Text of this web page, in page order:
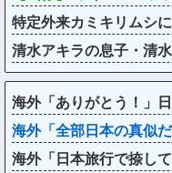
特定外来カミキリムシ
清水アキラの息子・清
海外「ありがとう！」
海外「全部日本の真似
海外「日本旅行で捺し